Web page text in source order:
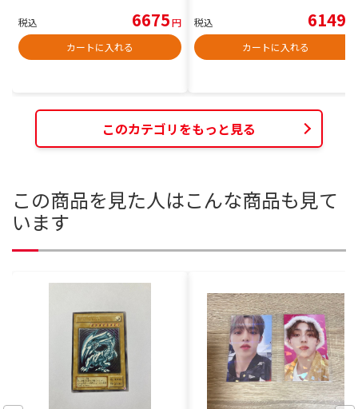
税込 6675円
カートに入れる
税込 6149
カートに入れる
このカテゴリをもっと見る
この商品を見た人はこんな商品も見て
います